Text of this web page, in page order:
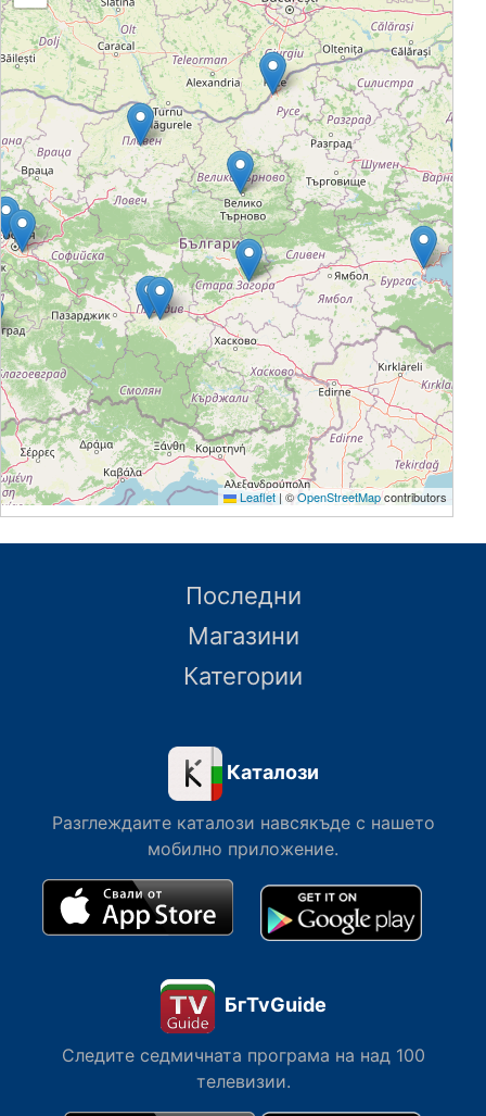
Leaflet | ©OpenStreetMapcontributors
Последни
Магазини
Категории
Каталози
Разглеждаите каталози навсякъде с нашето
мобилно приложение.
БгTvGuide
Следите седмичната програма на над 100
телевизии.